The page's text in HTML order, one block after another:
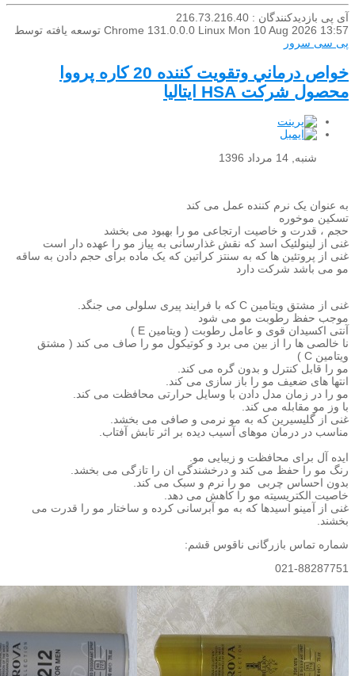
آی پی بازدیدکنندگان : 216.73.216.40
Chrome 131.0.0.0 Linux Mon 10 Aug 2026 13:57
توسعه یافته توسط
پی سی سرور
خواص درماني وتقويت كننده 20 كاره پرووا
محصول شركت HSA ايتاليا
شنبه, 14 مرداد 1396
به عنوان یک نرم کننده عمل می کند
تسکین موخوره
حجم ، قدرت و خاصیت ارتجاعی مو را بهبود می بخشد
غنی از لینولئیک اسد که نقش غذارسانی به پیاز مو را عهده دار است
غنی از پروتئین ها که به سنتز کراتین که یک ماده برای حجم دادن به ساقه
مو می باشد شرکت دارد
غنی از مشتق ویتامین C که با فرایند پیری سلولی می جنگد.
موجب حفظ رطوبت مو می شود
آنتی اکسیدان قوی و عامل رطوبت ( ویتامین E )
نا خالصی ها را از بین می برد و کوتیکول مو را صاف می کند ( مشتق
ویتامین C )
مو را قابل کنترل و بدون گره می کند.
انتها های ضعیف مو را باز سازی می کند.
مو را در زمان مدل دادن با وسایل حرارتی محافظت می کند.
با وز مو مقابله می کند.
غنی از گلیسیرین که به مو نرمی و صافی می بخشد.
مناسب در درمان موهای آسیب دیده بر اثر تابش آفتاب.
ایده آل برای محافظت و زیبایی مو.
رنگ مو را حفظ می کند و درخشندگی ان را تازگی می بخشد.
بدون احساس چربی مو را نرم و سبک می کند.
خاصیت الکتریسیته مو را کاهش می دهد.
غنی از آمینو اسیدها که به مو آبرسانی کرده و ساختار مو را قدرت می
بخشند.
شماره تماس بازرگانی ناقوس قشم:
021-88287751